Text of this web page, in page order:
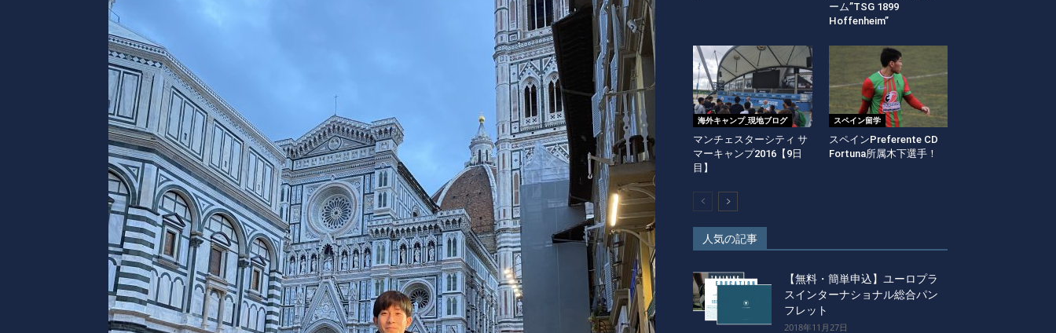
ーム”TSG 1899
Hoffenheim”
海外キャンプ_現地ブログ
マンチェスターシティ サ
マーキャンプ2016【9日
目】
スペイン留学
スペインPreferente CD
Fortuna所属木下選手！
人気の記事
【無料・簡単申込】ユーロプラ
スインターナショナル総合パン
フレット
2018年11月27日